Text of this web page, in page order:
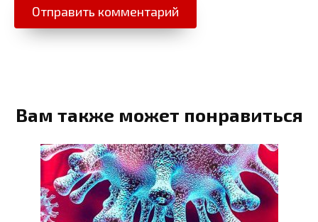
Вам также может понравиться